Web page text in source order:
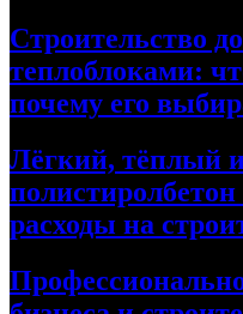
Строительство
теплоблоками:
почему его
Лёгкий, тёплый
расходы на